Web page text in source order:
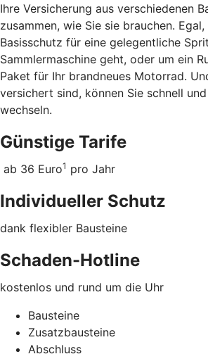
Ihre Versicherung aus verschiedenen
zusammen, wie Sie sie brauchen.
Basisschutz für eine gelegentliche
Sammlermaschine geht, oder um ein
Paket für Ihr brandneues Motorrad.
versichert sind, können Sie schnell
wechseln.
Günstige Tarife
ab 36 Euro1 pro Jahr
Individueller Schutz
dank flexibler Bausteine
Schaden-Hotline
kostenlos und rund um die Uhr
Bausteine
Zusatzbausteine
Abschluss